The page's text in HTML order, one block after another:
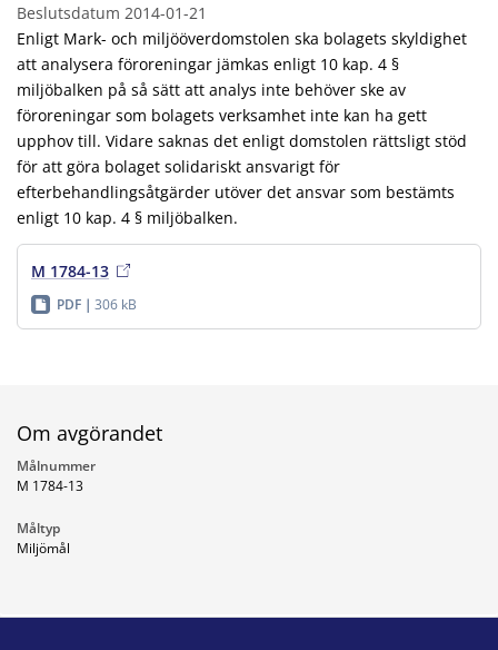
Beslutsdatum 2014-01-21
Enligt Mark- och miljööverdomstolen ska bolagets skyldighet
att analysera föroreningar jämkas enligt 10 kap. 4 §
miljöbalken på så sätt att analys inte behöver ske av
föroreningar som bolagets verksamhet inte kan ha gett
upphov till. Vidare saknas det enligt domstolen rättsligt stöd
för att göra bolaget solidariskt ansvarigt för
efterbehandlingsåtgärder utöver det ansvar som bestämts
enligt 10 kap. 4 § miljöbalken.
M 1784-13
PDF 306 kB
Om avgörandet
Målnummer
M 1784-13
Måltyp
Miljömål